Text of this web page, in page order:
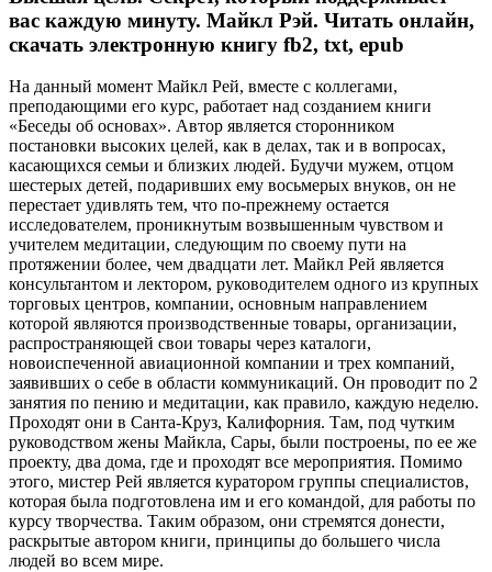
вас каждую минуту. Майкл Рэй. Читать онлайн,
скачать электронную книгу fb2, txt, epub
На данный момент Майкл Рей, вместе с коллегами,
преподающими его курс, работает над созданием книги
«Беседы об основах». Автор является сторонником
постановки высоких целей, как в делах, так и в вопросах,
касающихся семьи и близких людей. Будучи мужем, отцом
шестерых детей, подаривших ему восьмерых внуков, он не
перестает удивлять тем, что по-прежнему остается
исследователем, проникнутым возвышенным чувством и
учителем медитации, следующим по своему пути на
протяжении более, чем двадцати лет. Майкл Рей является
консультантом и лектором, руководителем одного из крупных
торговых центров, компании, основным направлением
которой являются производственные товары, организации,
распространяющей свои товары через каталоги,
новоиспеченной авиационной компании и трех компаний,
заявивших о себе в области коммуникаций. Он проводит по 2
занятия по пению и медитации, как правило, каждую неделю.
Проходят они в Санта-Круз, Калифорния. Там, под чутким
руководством жены Майкла, Сары, были построены, по ее же
проекту, два дома, где и проходят все мероприятия. Помимо
этого, мистер Рей является куратором группы специалистов,
которая была подготовлена им и его командой, для работы по
курсу творчества. Таким образом, они стремятся донести,
раскрытые автором книги, принципы до большего числа
людей во всем мире.